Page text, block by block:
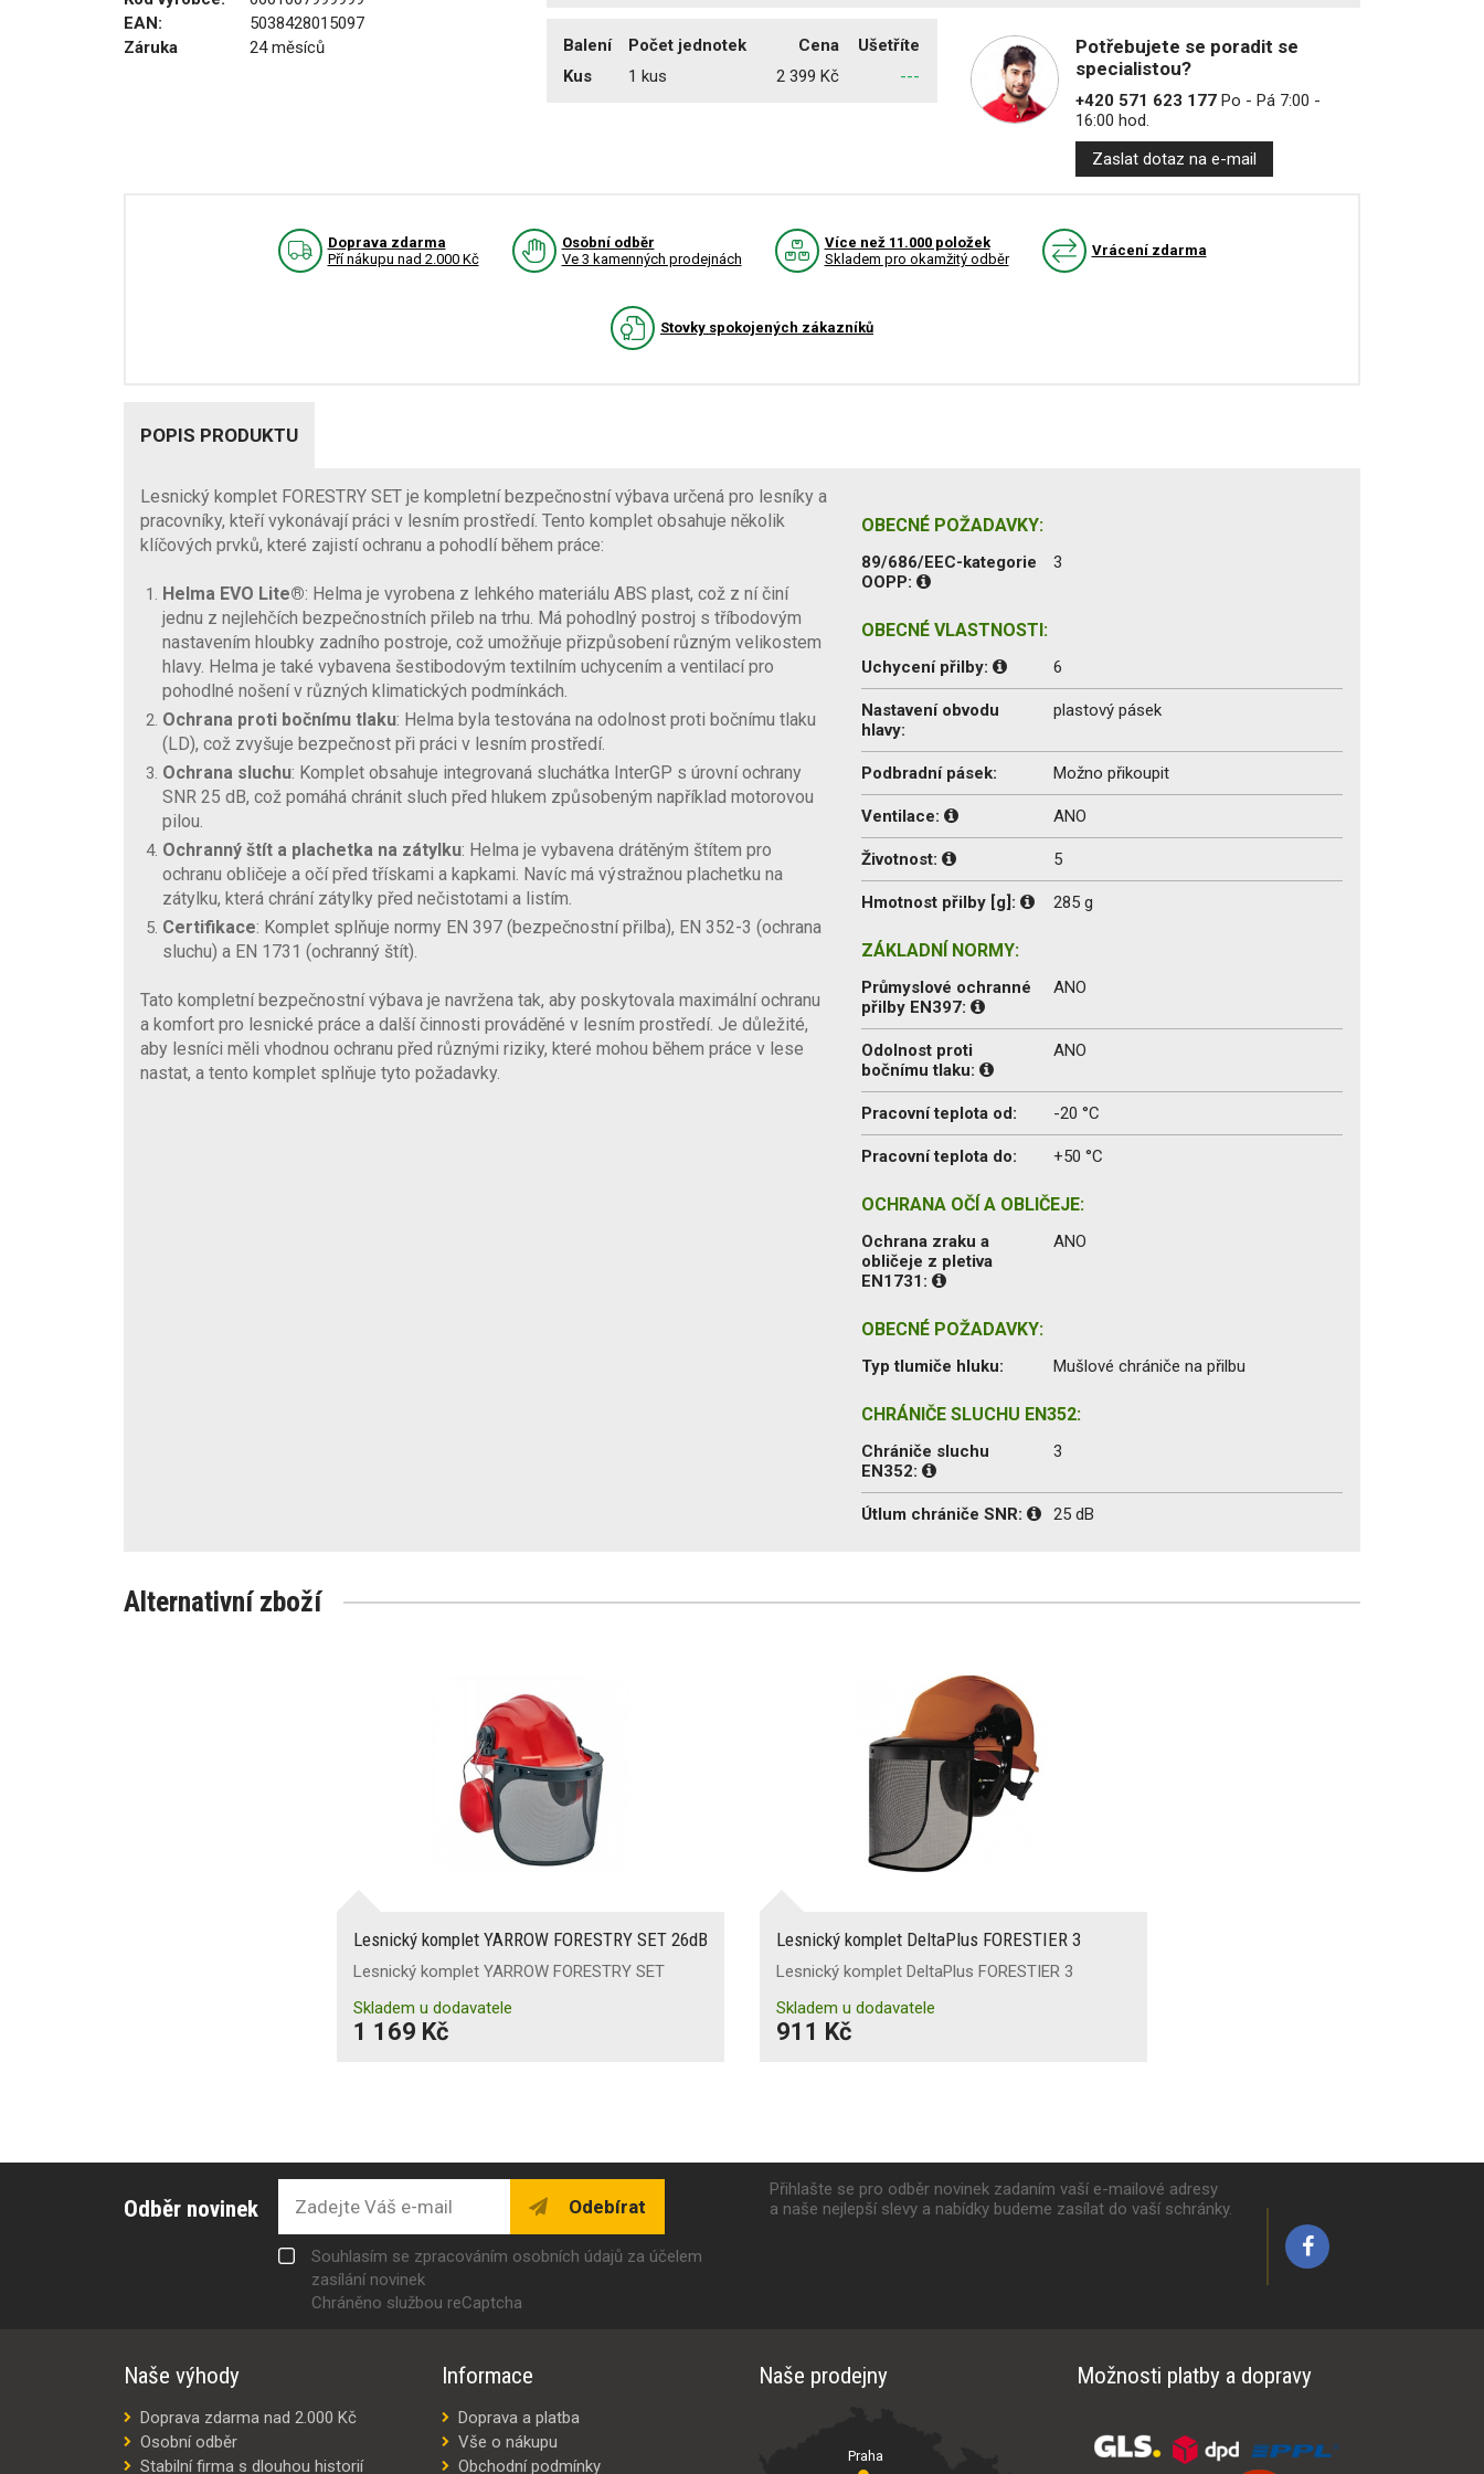
EAN:
5038428015097
Záruka
24 měsíců Balení Počet jednotek Cena
Ušetříte
Kus
1 kus 2 399 Kč ---
Potřebujete se poradit se
specialistou?
+420 571 623 177Po - Pá 7:00 -
16:00 hod.
Zaslat dotaz na e-mail
Doprava zdarma
Pří nákupu nad 2.000 Kč
Osobní odběr
Ve 3 kamenných prodejnách
Více než 11.000 položek
Skladem pro okamžitý odběr
Vrácení zdarma
Stovky spokojených zákazníků
POPIS PRODUKTU
Lesnický komplet FORESTRY SET je kompletní bezpečnostní výbava určená pro lesníky a
pracovníky, kteří vykonávají práci v lesním prostředí. Tento komplet obsahuje několik
klíčových prvků, které zajistí ochranu a pohodlí během práce:
Helma EVO Lite®: Helma je vyrobena z lehkého materiálu ABS plast, což z ní činí
jednu z nejlehčích bezpečnostních přileb na trhu. Má pohodlný postroj s tříbodovým
nastavením hloubky zadního postroje, což umožňuje přizpůsobení různým velikostem
hlavy. Helma je také vybavena šestibodovým textilním uchycením a ventilací pro
pohodlné nošení v různých klimatických podmínkách.
Ochrana proti bočnímu tlaku: Helma byla testována na odolnost proti bočnímu tlaku
(LD), což zvyšuje bezpečnost při práci v lesním prostředí.
Ochrana sluchu: Komplet obsahuje integrovaná sluchátka InterGP s úrovní ochrany
SNR 25 dB, což pomáhá chránit sluch před hlukem způsobeným například motorovou
pilou.
Ochranný štít a plachetka na zátylku: Helma je vybavena drátěným štítem pro
ochranu obličeje a očí před třískami a kapkami. Navíc má výstražnou plachetku na
zátylku, která chrání zátylky před nečistotami a listím.
Certifikace: Komplet splňuje normy EN 397 (bezpečnostní přilba), EN 352-3 (ochrana
sluchu) a EN 1731 (ochranný štít).
Tato kompletní bezpečnostní výbava je navržena tak, aby poskytovala maximální ochranu
a komfort pro lesnické práce a další činnosti prováděné v lesním prostředí. Je důležité,
aby lesníci měli vhodnou ochranu před různými riziky, které mohou během práce v lese
nastat, a tento komplet splňuje tyto požadavky.
OBECNÉ POŽADAVKY:
89/686/EEC-kategorie
OOPP:
3
OBECNÉ VLASTNOSTI:
Uchycení přilby: 6
Nastavení obvodu
hlavy:
plastový pásek
Podbradní pásek: Možno přikoupit
Ventilace: ANO
Životnost: 5
Hmotnost přilby [g]: 285 g
ZÁKLADNÍ NORMY:
Průmyslové ochranné
přilby EN397:
ANO
Odolnost proti
bočnímu tlaku:
ANO
Pracovní teplota od: -20 °C
Pracovní teplota do: +50 °C
OCHRANA OČÍ A OBLIČEJE:
Ochrana zraku a
obličeje z pletiva
EN1731:
ANO
OBECNÉ POŽADAVKY:
Typ tlumiče hluku: Mušlové chrániče na přilbu
CHRÁNIČE SLUCHU EN352:
Chrániče sluchu
EN352:
3
Útlum chrániče SNR: 25 dB
Alternativní zboží
Lesnický komplet YARROW FORESTRY SET 26dB
Lesnický komplet YARROW FORESTRY SET
Skladem u dodavatele
1 169 Kč
Lesnický komplet DeltaPlus FORESTIER 3
Lesnický komplet DeltaPlus FORESTIER 3
Skladem u dodavatele
911 Kč
Odběr novinek Odebírat
Souhlasím se zpracováním osobních údajů za účelem
zasílání novinek
Chráněno službou reCaptcha
Přihlašte se pro odběr novinek zadaním vaší e-mailové adresy
a naše nejlepší slevy a nabídky budeme zasílat do vaší schránky.
Naše výhody
Doprava zdarma nad 2.000 Kč
Osobní odběr
Stabilní firma s dlouhou historií
Informace
Doprava a platba
Vše o nákupu
Obchodní podmínky
Naše prodejny
Praha
Možnosti platby a dopravy